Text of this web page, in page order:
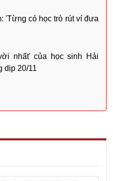
'Từng có học trò rút ví đưa
nhất' của học sinh Hải
dịp 20/11